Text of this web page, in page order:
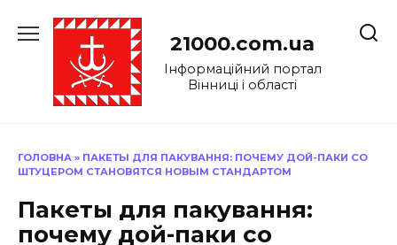
до
21000.com.ua
Інформаційний портал
Вінниці і області
ГОЛОВНА » ПАКЕТЫ ДЛЯ ПАКУВАННЯ: ПОЧЕМУ ДОЙ-ПАКИ СО
ШТУЦЕРОМ СТАНОВЯТСЯ НОВЫМ СТАНДАРТОМ
Пакеты для пакування:
почему дой-паки со